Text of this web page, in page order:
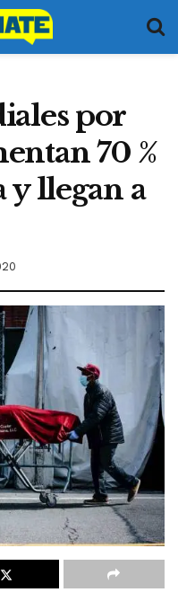
por
70 %
y llegan a